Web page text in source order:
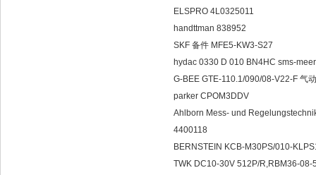
ELSPRO 4L0325011
handttman 838952
SKF 备件 MFE5-KW3-S27
hydac 0330 D 010 BN4HC sms-
G-BEE GTE-110.1/090/08-V22-F 气
parker CPOM3DDV
Ahlborn Mess- und
4400118
BERNSTEIN KCB-M30PS/010-
TWK DC10-30V 512P/R,RBM36-08-